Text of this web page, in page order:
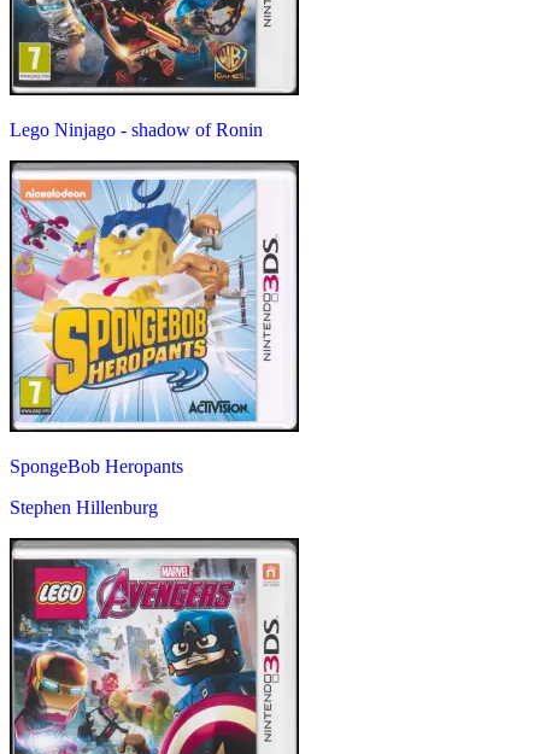
Lego Ninjago - shadow of Ronin
SpongeBob Heropants
Stephen Hillenburg